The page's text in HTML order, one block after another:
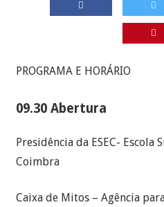
PROGRAMA E HORÁRIO
09.30 Abertura
Presidência da ESEC- Escola
Coimbra
Caixa de Mitos – Agência